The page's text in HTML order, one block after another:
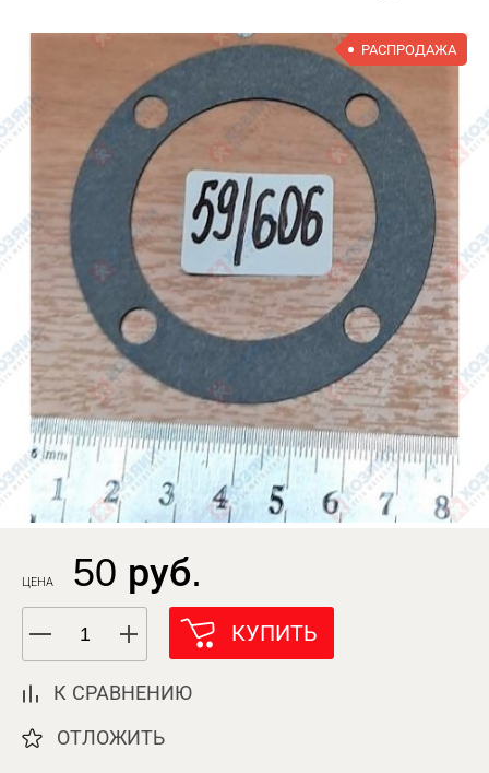
РАСПРОДАЖА
ЦЕНА 50 руб.
КУПИТЬ
К СРАВНЕНИЮ
ОТЛОЖИТЬ